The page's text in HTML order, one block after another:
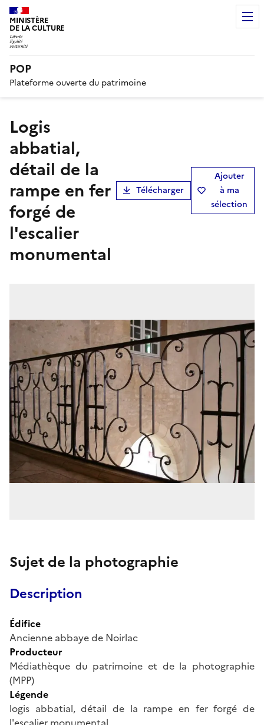
MINISTÈRE
DE LA CULTURE
POP
Plateforme ouverte du patrimoine
logis
abbatial,
détail de la
rampe en fer
forgé de
l'escalier
monumental
Télécharger
Ajouter
à ma
sélection
Sujet de la photographie
Description
Édifice
Ancienne abbaye de Noirlac
Producteur
Médiathèque du patrimoine et de la photographie
(MPP)
Légende
logis abbatial, détail de la rampe en fer forgé de